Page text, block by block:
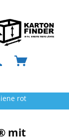
rot
mit